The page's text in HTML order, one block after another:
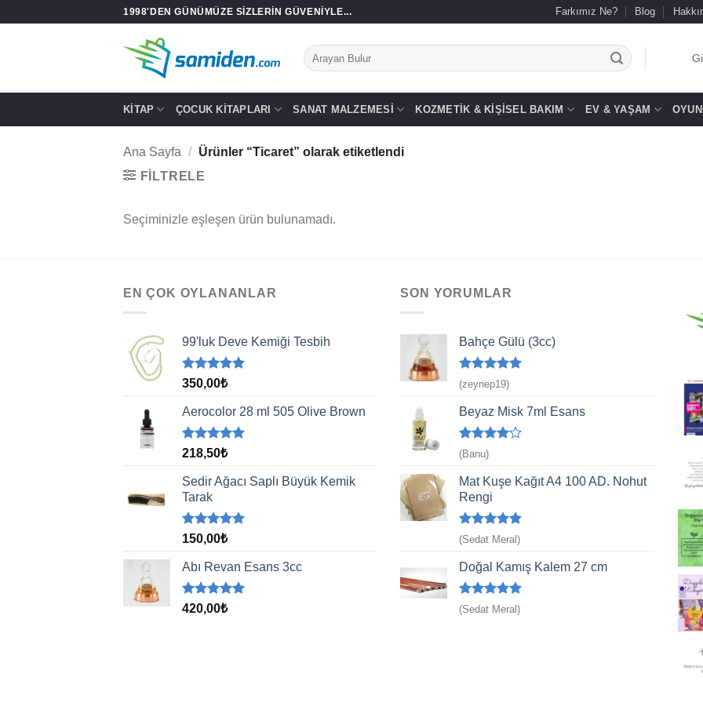
1998'DEN GÜNÜMÜZE SIZLERIN GÜVENIYLE... Farkımız Ne? Blog
Ara:
KITAP ÇOCUK KITAPLARI SANAT MALZEMESI KOZMETIK & KIŞISEL BAKIM EV & YAŞAM
Ana Sayfa /
Ürünler “Ticaret” olarak etiketlendi
FILTRELE
Seçiminizle eşleşen ürün bulunamadı.
EN ÇOK OYLANANLAR
99'luk Deve Kemiği Tesbih
5 üzerinden
oy
aldı
350,00₺
Aerocolor 28 ml 505 Olive Brown
5 üzerinden
oy
aldı
218,50₺
Sedir Ağacı Saplı Büyük Kemik
Tarak
5 üzerinden
oy
aldı
150,00₺
Abı Revan Esans 3cc
5 üzerinden
oy
420,00₺
SON YORUMLAR
Bahçe Gülü (3cc)
5 üzerinden
5
oy aldı
(zeynep19)
Beyaz Misk 7ml Esans
5
üzerinden
4 oy aldı
(Banu)
Mat Kuşe Kağıt A4 100 AD. Nohut
Rengi
5 üzerinden
5
(Sedat Meral)
Doğal Kamış Kalem 27 cm
5 üzerinden
5
(Sedat Meral)